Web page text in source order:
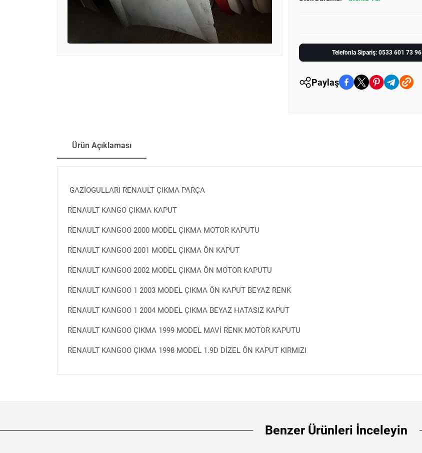
Telefonla Sipariş: 0533 601 73 96
Paylaş
Ürün Açıklaması
GAZİOGULLARI RENAULT ÇIKMA PARÇA
RENAULT KANGO ÇIKMA KAPUT
RENAULT KANGOO 2000 MODEL ÇIKMA MOTOR KAPUTU
RENAULT KANGOO 2001 MODEL ÇIKMA ÖN KAPUT
RENAULT KANGOO 2002 MODEL ÇIKMA ÖN MOTOR KAPUTU
RENAULT KANGOO 1 2003 MODEL ÇIKMA ÖN KAPUT BEYAZ RENK
RENAULT KANGOO 1 2004 MODEL ÇIKMA BEYAZ HATASIZ KAPUT
RENAULT KANGOO ÇIKMA 1999 MODEL MAVİ RENK MOTOR KAPUTU
RENAULT KANGOO ÇIKMA 1998 MODEL 1.9D DİZEL ÖN KAPUT KIRMIZI
Benzer Ürünleri İnceleyin